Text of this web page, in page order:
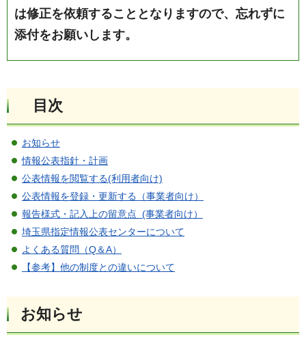
は修正を依頼することとなりますので、忘れずに
添付をお願いします。
目次
お知らせ
情報公表指針・計画
公表情報を閲覧する(利用者向け)
公表情報を登録・更新する（事業者向け）
報告様式・記入上の留意点 (事業者向け）
埼玉県指定情報公表センターについて
よくある質問（Q＆A）
【参考】他の制度との違いについて
お知らせ